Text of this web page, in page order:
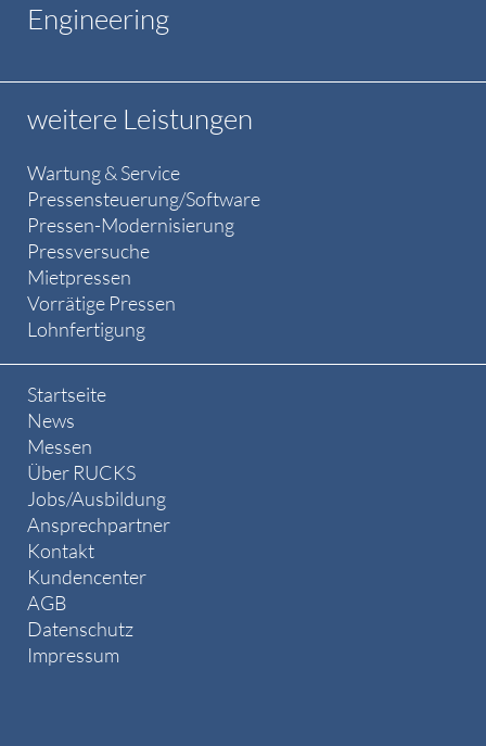
Engineering
weitere Leistungen
Wartung & Service
Pressensteuerung/Software
Pressen-Modernisierung
Pressversuche
Mietpressen
Vorrätige Pressen
Lohnfertigung
Startseite
News
Messen
Über RUCKS
Jobs/Ausbildung
Ansprechpartner
Kontakt
Kundencenter
AGB
Datenschutz
Impressum